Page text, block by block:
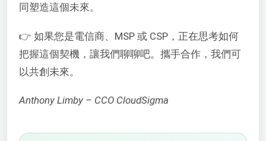
同塑造這個未來。
👉 如果您是電信商、MSP 或 CSP，正在思考如何
把握這個契機，讓我們聊聊吧。攜手合作，我們可
以共創未來。
Anthony Limby – CCO CloudSigma